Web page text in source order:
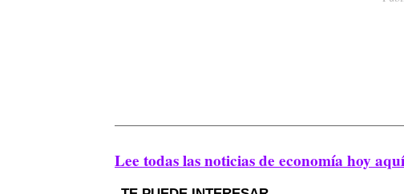
Lee todas las noticias de economía hoy